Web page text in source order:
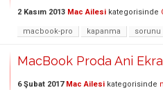
2 Kasım 2013 Mac Ailesi kategorisinde
macbook-pro kapanma sorunu
MacBook Proda Ani
6 Şubat 2017 Mac Ailesi kategorisinde